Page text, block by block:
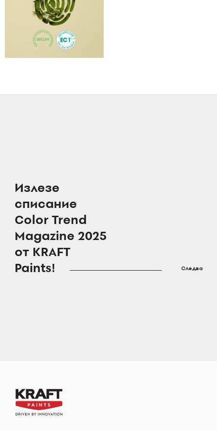
Излезе
списание
Color Trend
Magazine 2025
от KRAFT
Paints!
Следва